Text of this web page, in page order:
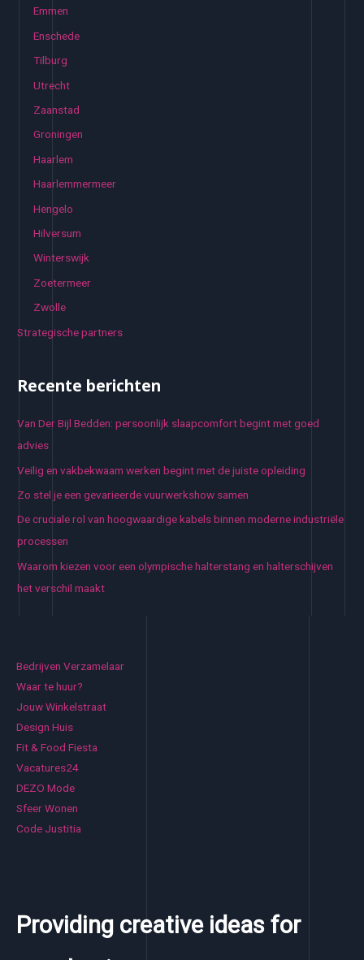
Emmen
Enschede
Tilburg
Utrecht
Zaanstad
Groningen
Haarlem
Haarlemmermeer
Hengelo
Hilversum
Winterswijk
Zoetermeer
Zwolle
Strategische partners
Recente berichten
Van Der Bijl Bedden: persoonlijk slaapcomfort begint met goed
advies
Veilig en vakbekwaam werken begint met de juiste opleiding
Zo stel je een gevarieerde vuurwerkshow samen
De cruciale rol van hoogwaardige kabels binnen moderne industriële
processen
Waarom kiezen voor een olympische halterstang en halterschijven
het verschil maakt
Bedrijven Verzamelaar
Waar te huur?
Jouw Winkelstraat
Design Huis
Fit & Food Fiesta
Vacatures24
DEZO Mode
Sfeer Wonen
Code Justitia
Providing creative ideas for